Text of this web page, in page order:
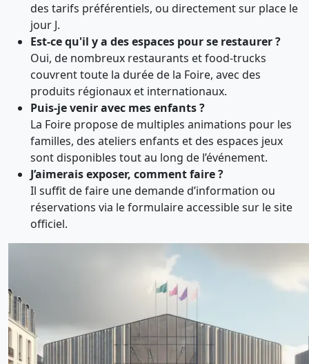
des tarifs préférentiels, ou directement sur place le
jour J.
Est-ce qu'il y a des espaces pour se restaurer ?
Oui, de nombreux restaurants et food-trucks
couvrent toute la durée de la Foire, avec des
produits régionaux et internationaux.
Puis-je venir avec mes enfants ?
La Foire propose de multiples animations pour les
familles, des ateliers enfants et des espaces jeux
sont disponibles tout au long de l’événement.
J’aimerais exposer, comment faire ?
Il suffit de faire une demande d’information ou
réservations via le formulaire accessible sur le site
officiel.